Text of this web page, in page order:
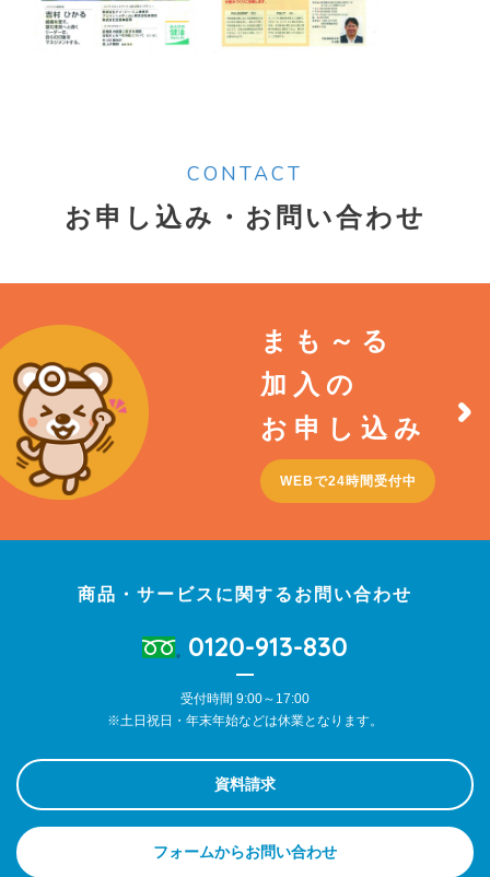
CONTACT
お申し込み・お問い合わせ
まも～る
加入の
お申し込み
WEBで24時間受付中
商品・サービスに関するお問い合わせ
0120-913-830
受付時間 9:00～17:00
※土日祝日・年末年始などは休業となります。
資料請求
フォームからお問い合わせ